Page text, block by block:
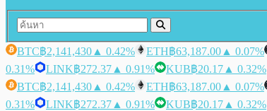
BTC฿2,141,430 ▲ 0.42% ETH฿63,187.00 ▲ 0.07%
0.31%
LINK฿272.37 ▲ 0.91% KUB฿20.17 ▲ 0.32%
BTC฿2,141,430 ▲ 0.42% ETH฿63,187.00 ▲ 0.07%
0.31%
LINK฿272.37 ▲ 0.91% KUB฿20.17 ▲ 0.32%